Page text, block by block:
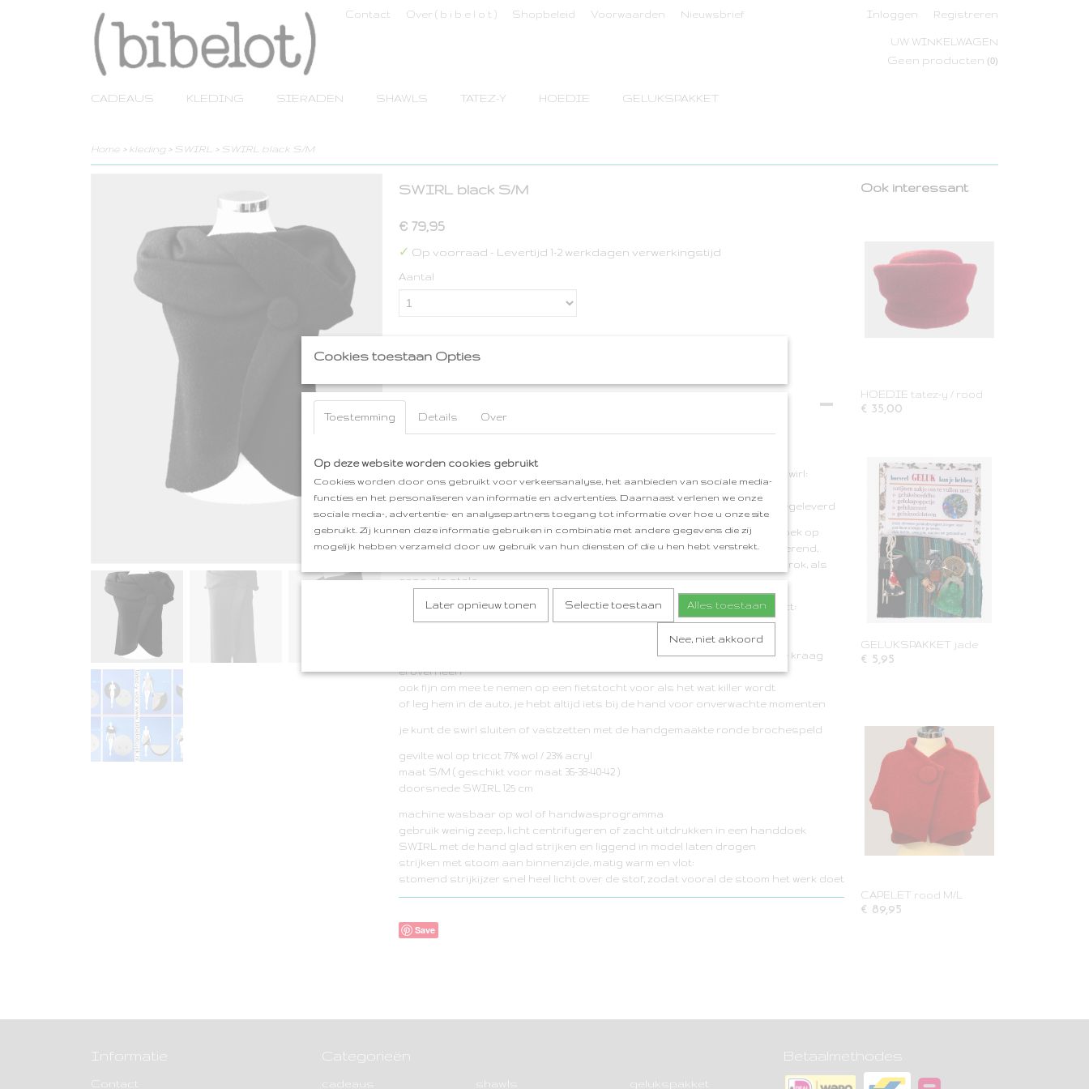
Contact Over ( b i b e l o t ) Shopbeleid Voorwaarden Nieuwsbrief Inloggen Registreren
UW WINKELWAGEN
Geen producten (0)
CADEAUS KLEDING SIERADEN SHAWLS TATEZ-Y HOEDIE GELUKSPAKKET
Home > kleding> SWIRL > SWIRL black S/M
SWIRL black S/M
€ 79,95
✓ Op voorraad - Levertijd 1-2 werkdagen verwerkingstijd
Aantal
IN WINKELWAGEN
Omschrijving
SWIRL tatez-y
al doende ontdek je de vele mogelijkheden van deze zeer comfortabele swirl:
leuk om er je eigen "draai" aan te geven
om je op weg te helpen wordt een instructiekaart met basismodellen meegeleverd
door wel of geen gebruik te maken van de armsgaten in de cirkel, is de doek op
diverse manieren te dragen en te draperen; lang of kort, getailleerd of gerend,
hoog gesloten of losjes openhangend, met of zonder mouwtje, als wikkelrok, als
cape, als stola
je creëert met weinig inspanning een onverwacht elegant of casual effect:
de swirl zit snel goed, staat altijd leuk en is apart
draag de korte variant als gilet over een leren- of spijkerjasje
de lange variant is ook leuk en comfortabel als voering in een jas, met de kraag
eroverheen
ook fijn om mee te nemen op een fietstocht voor als het wat killer wordt
of leg hem in de auto, je hebt altijd iets bij de hand voor onverwachte momenten
je kunt de swirl sluiten of vastzetten met de handgemaakte ronde brochespeld
gevilte wol op tricot 77% wol / 23% acryl
maat S/M ( geschikt voor maat 36-38-40-42 )
doorsnede SWIRL 125 cm
machine wasbaar op wol of handwasprogramma
gebruik weinig zeep, licht centrifugeren of zacht uitdrukken in een handdoek
SWIRL met de hand glad strijken en liggend in model laten drogen
strijken met stoom aan binnenzijde, matig warm en vlot:
stomend strijkijzer snel heel licht over de stof, zodat vooral de stoom het werk doet
Save
Ook interessant
HOEDIE tatez-y / rood
€ 35,00
GELUKSPAKKET jade
€ 5,95
CAPELET rood M/L
€ 89,95
Informatie
Contact
Categorieën
cadeaus shawls gelukspakket
Betaalmethodes
Cookies toestaan Opties
Toestemming Details Over
Op deze website worden cookies gebruikt
Cookies worden door ons gebruikt voor verkeersanalyse, het aanbieden van sociale media-
functies en het personaliseren van informatie en advertenties. Daarnaast verlenen we onze
sociale media-, advertentie- en analysepartners toegang tot informatie over hoe u onze site
gebruikt. Zij kunnen deze informatie gebruiken in combinatie met andere gegevens die zij
mogelijk hebben verzameld door uw gebruik van hun diensten of die u hen hebt verstrekt.
Later opnieuw tonen Selectie toestaan Alles toestaan
Nee, niet akkoord